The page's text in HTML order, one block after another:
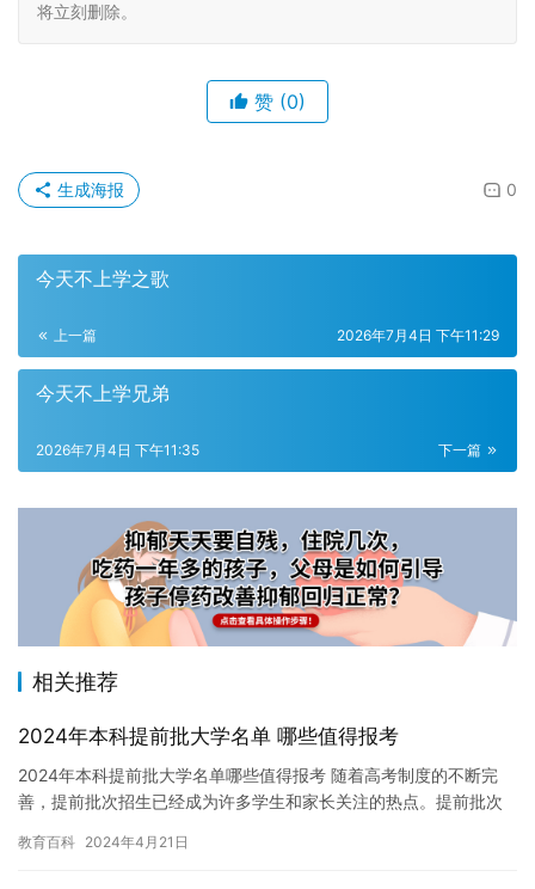
将立刻删除。
赞 (0)
0
生成海报
今天不上学之歌
上一篇 2026年7月4日 下午11:29
今天不上学兄弟
下一篇
2026年7月4日 下午11:35
相关推荐
2024年本科提前批大学名单 哪些值得报考
2024年本科提前批大学名单哪些值得报考 随着高考制度的不断完
善，提前批次招生已经成为许多学生和家长关注的热点。提前批次
考…
教育百科 2024年4月21日